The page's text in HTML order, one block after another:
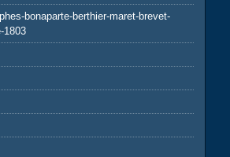
bonaparte-berthier-maret-brevet-
1803